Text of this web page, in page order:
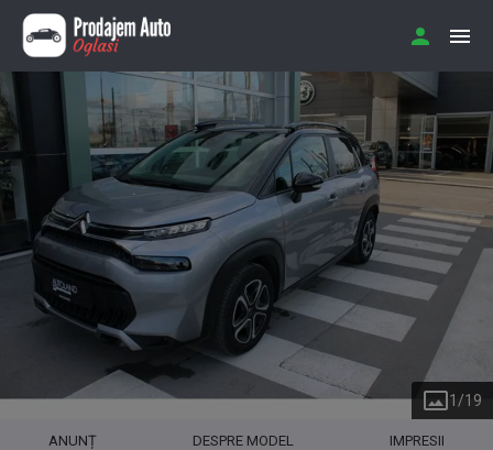
1/19
ANUNȚ DESPRE MODEL IMPRESII